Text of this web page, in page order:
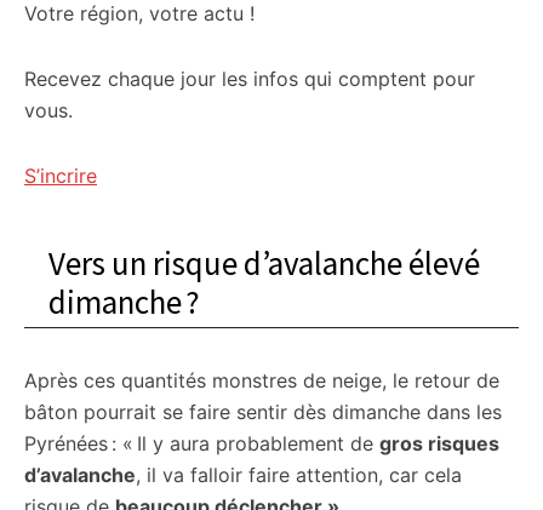
Votre région, votre actu !
Recevez chaque jour les infos qui comptent pour
vous.
S’incrire
Vers un risque d’avalanche élevé
dimanche ?
Après ces quantités monstres de neige, le retour de
bâton pourrait se faire sentir dès dimanche dans les
Pyrénées : « Il y aura probablement de gros risques
d’avalanche, il va falloir faire attention, car cela